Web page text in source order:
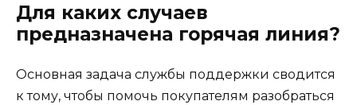
Для каких случаев
предназначена горячая линия?
Основная задача службы поддержки сводится
к тому, чтобы помочь покупателям разобраться